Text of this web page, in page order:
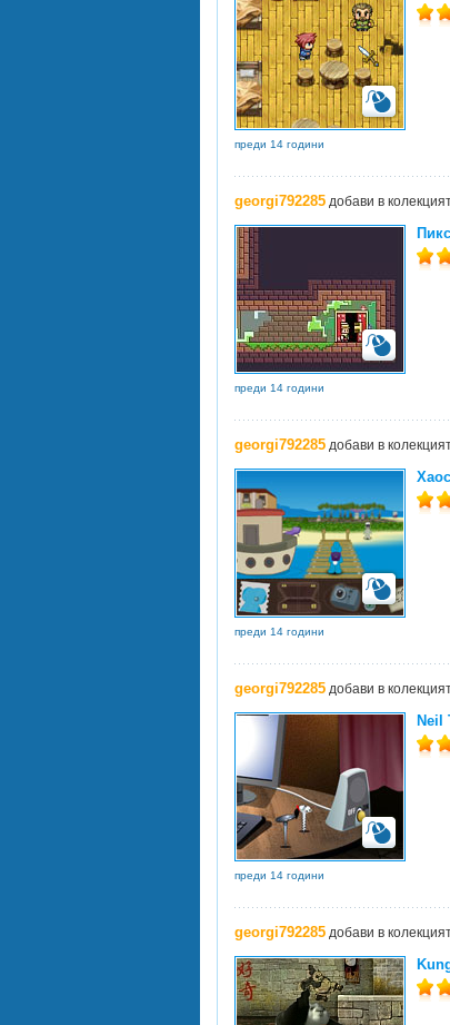
преди 14 години
georgi792285добави в
преди 14 години
georgi792285добави в
преди 14 години
georgi792285добави в
Neil
преди 14 години
georgi792285добави в